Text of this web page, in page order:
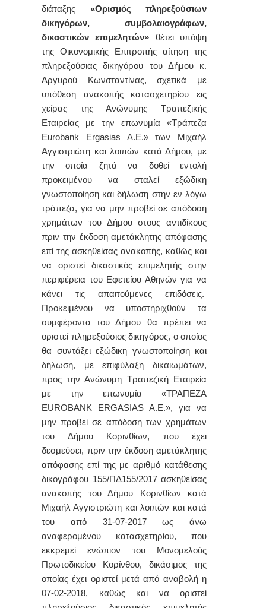
διάταξης «Ορισμός πληρεξούσιων
δικηγόρων, συμβολαιογράφων,
δικαστικών επιμελητών» θέτει υπόψη
της Οικονομικής Επιτροπής αίτηση της
πληρεξούσιας δικηγόρου του Δήμου κ.
Αργυρού Κωνσταντίνας, σχετικά με
υπόθεση ανακοπής κατασχετηρίου εις
χείρας της Ανώνυμης Τραπεζικής
Εταιρείας με την επωνυμία «Τράπεζα
Eurobank
Ergasias A.E.» των Μιχαήλ
Αγγιστριώτη και λοιπών κατά Δήμου, με
την οποία ζητά να δοθεί εντολή
προκειμένου να σταλεί εξώδικη
γνωστοποίηση και δήλωση στην εν λόγω
τράπεζα, για να μην προβεί σε απόδοση
χρημάτων του Δήμου στους αντιδίκους
πριν την έκδοση αμετάκλητης απόφασης
επί της ασκηθείσας ανακοπής, καθώς και
να οριστεί δικαστικός επιμελητής στην
περιφέρεια του Εφετείου Αθηνών για να
κάνει τις απαιτούμενες επιδόσεις.
Προκειμένου να υποστηριχθούν τα
συμφέροντα του Δήμου θα πρέπει να
οριστεί πληρεξούσιος δικηγόρος, ο οποίος
θα συντάξει εξώδικη γνωστοποίηση και
δήλωση, με επιφύλαξη δικαιωμάτων,
προς την Ανώνυμη Τραπεζική Εταιρεία
με την επωνυμία «ΤΡΑΠΕΖΑ
EUROBANK
ERGASIAS A.E.», για να
μην προβεί σε απόδοση των χρημάτων
του Δήμου Κορινθίων, που έχει
δεσμεύσει, πριν την έκδοση αμετάκλητης
απόφασης επί της με αριθμό κατάθεσης
δικογράφου 155/ΠΔ155/2017 ασκηθείσας
ανακοπής του Δήμου Κορινθίων κατά
Μιχαήλ Αγγιστριώτη και λοιπών και κατά
του από 31-07-2017 ως άνω
αναφερομένου κατασχετηρίου, που
εκκρεμεί ενώπιον του Μονομελούς
Πρωτοδικείου Κορίνθου, δικάσιμος της
οποίας έχει οριστεί μετά από αναβολή η
07-02-2018, καθώς και να οριστεί